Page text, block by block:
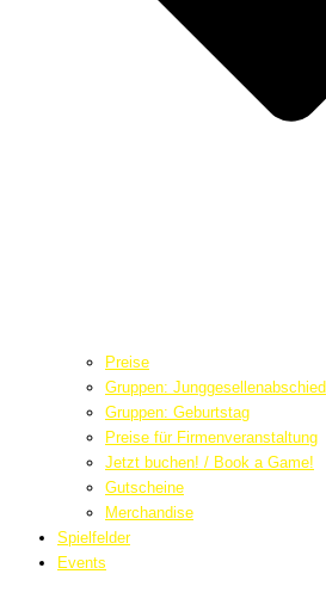
Preise
Gruppen: Junggesellenabschied
Gruppen: Geburtstag
Preise für Firmenveranstaltung
Jetzt buchen! / Book a Game!
Gutscheine
Merchandise
Spielfelder
Events